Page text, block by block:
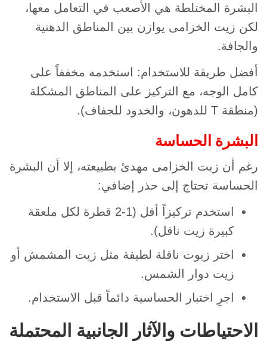
البشرة المختلطة هي الأصعب في التعامل معها،
لكن زيت الخزامى يوازن بين المناطق الدهنية
والجافة.
أفضل طريقة للاستخدام: استخدمه مخففاً على
كامل الوجه، مع التركيز على المناطق المشكلة
(منطقة T للدهون، والخدود للجفاف).
البشرة الحساسة
رغم أن زيت الخزامى مهدئ بطبيعته، إلا أن البشرة
الحساسة تحتاج إلى حذر إضافي:
استخدم تركيزاً أقل (1-2 قطرة لكل ملعقة
كبيرة زيت ناقل).
اختر زيوت ناقلة لطيفة مثل زيت المشمش أو
زيت دوار الشمس.
اجرِ اختبار الحساسية دائماً قبل الاستخدام.
الاحتياطات والآثار الجانبية المحتملة